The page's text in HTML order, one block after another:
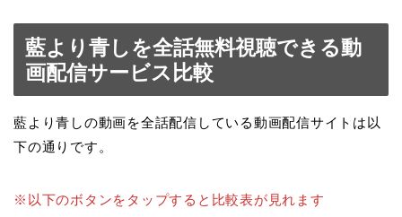
藍より青しを全話無料視聴できる動
画配信サービス比較
藍より青しの動画を全話配信している動画配信サイトは以
下の通りです。
※以下のボタンをタップすると比較表が見れます